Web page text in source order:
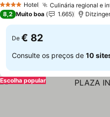
4 EstrelasHotel Culinária regional e
8,2 Muito boa 1.665
De € 82
Consulte os preços de 10
Escolha popular